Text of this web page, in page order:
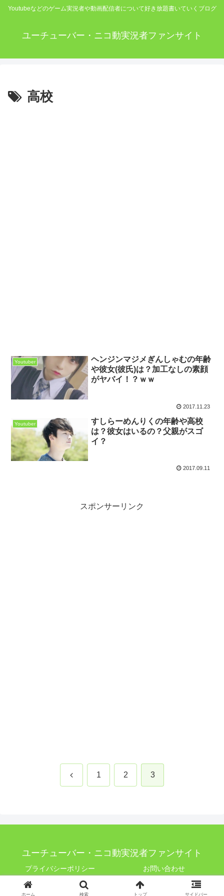
Youtubeなどのゲーム実況者や動画配信者について好き放題書いていくブログ
ユーチューバー・ニコ動実況者ファンサイト
高校
Youtuber
ヘンジンマジメぎんしゃむの年齢
や彼女(彼氏)は？加工なしの素顔
がヤバイ！？ｗｗ
2017.11.23
Youtuber
すしらーめんりくの年齢や高校
は？彼女はいるの？父親がスゴ
イ？
2017.09.11
スポンサーリンク
前 1 2 3
ユーチューバー・ニコ動実況者ファンサイト
プライバシーポリシー お問い合わせ
© 2016 ユーチューバー・ニコ動実況者ファンサイト.
ホーム 検索 トップ サイドバー